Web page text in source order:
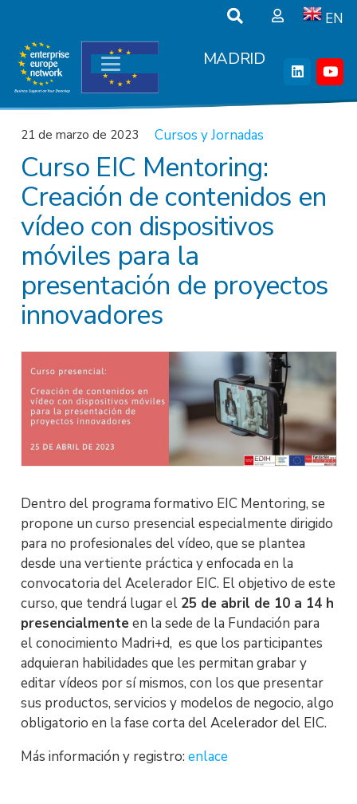
EN
MADRID
21 de marzo de 2023 Cursos y Jornadas
Curso EIC Mentoring:
Creación de contenidos en
vídeo con dispositivos
móviles para la
presentación de proyectos
innovadores
Dentro del programa formativo EIC Mentoring, se
propone un curso presencial especialmente dirigido
para no profesionales del vídeo, que se plantea
desde una vertiente práctica y enfocada en la
convocatoria del Acelerador EIC. El objetivo de este
curso, que tendrá lugar el 25 de abril de 10 a 14 h
presencialmenteen la sede de la Fundación para
el conocimiento Madri+d, es que los participantes
adquieran habilidades que les permitan grabar y
editar vídeos por sí mismos, con los que presentar
sus productos, servicios y modelos de negocio, algo
obligatorio en la fase corta del Acelerador del EIC.
Más información y registro: enlace